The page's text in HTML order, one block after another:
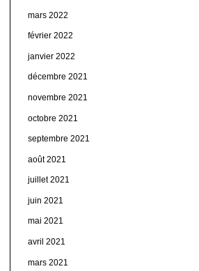
mars 2022
février 2022
janvier 2022
décembre 2021
novembre 2021
octobre 2021
septembre 2021
août 2021
juillet 2021
juin 2021
mai 2021
avril 2021
mars 2021